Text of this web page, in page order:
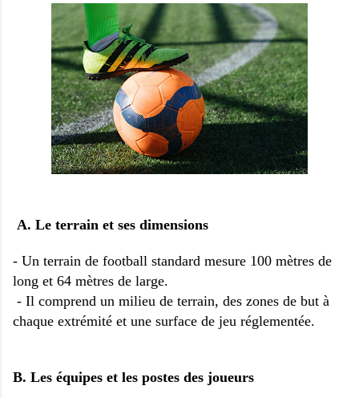
A. Le terrain et ses dimensions
- Un terrain de football standard mesure 100 mètres de
long et 64 mètres de large.
- Il comprend un milieu de terrain, des zones de but à
chaque extrémité et une surface de jeu réglementée.
B. Les équipes et les postes des joueurs